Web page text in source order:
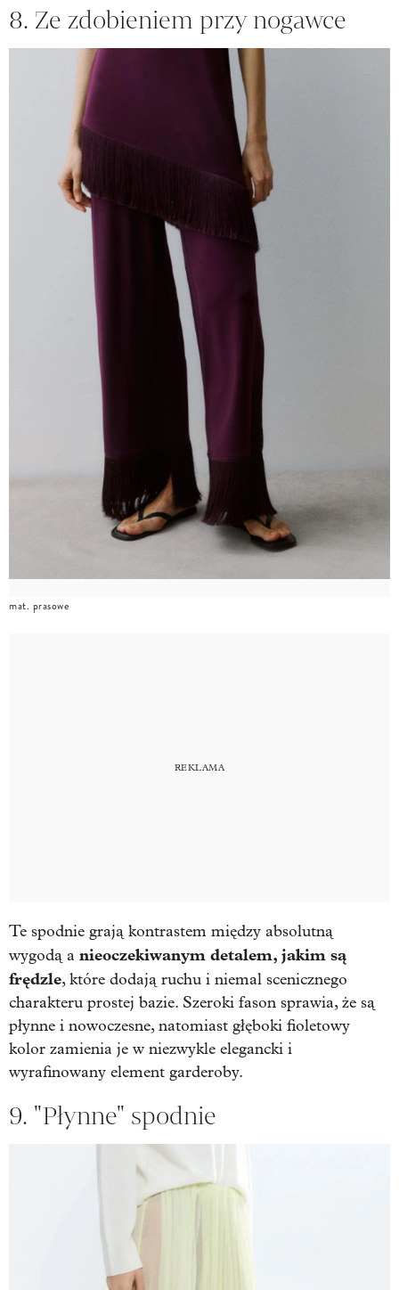
8. Ze zdobieniem przy nogawce
mat. prasowe
Te spodnie grają kontrastem między absolutną
wygodą a nieoczekiwanym detalem, jakim są
frędzle, które dodają ruchu i niemal scenicznego
charakteru prostej bazie. Szeroki fason sprawia, że są
płynne i nowoczesne, natomiast głęboki fioletowy
kolor zamienia je w niezwykle elegancki i
wyrafinowany element garderoby.
9. "Płynne" spodnie